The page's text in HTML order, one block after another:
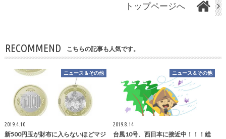
トップページへ
RECOMMEND こちらの記事も人気です。
ニュース＆その他
2019.4.10
新500円玉が財布に入らないほどマジ
ニュース＆その他
2019.8.14
台風10号、西日本に接近中！！！総